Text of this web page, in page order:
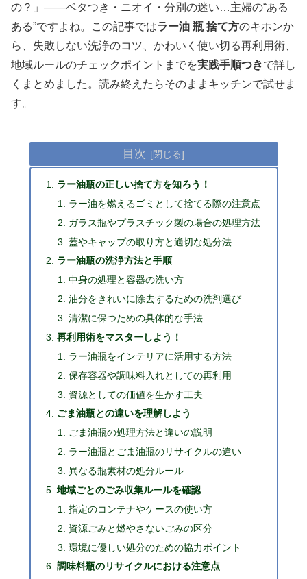
の？」——ベタつき・ニオイ・分別の迷い…主婦の“ある
ある”ですよね。この記事ではラー油 瓶 捨て方のキホンか
ら、失敗しない洗浄のコツ、かわいく使い切る再利用術、
地域ルールのチェックポイントまでを実践手順つきで詳し
くまとめました。読み終えたらそのままキッチンで試せま
す。
目次
ラー油瓶の正しい捨て方を知ろう！
ラー油を燃えるゴミとして捨てる際の注意点
ガラス瓶やプラスチック製の場合の処理方法
蓋やキャップの取り方と適切な処分法
ラー油瓶の洗浄方法と手順
中身の処理と容器の洗い方
油分をきれいに除去するための洗剤選び
清潔に保つための具体的な手法
再利用術をマスターしよう！
ラー油瓶をインテリアに活用する方法
保存容器や調味料入れとしての再利用
資源としての価値を生かす工夫
ごま油瓶との違いを理解しよう
ごま油瓶の処理方法と違いの説明
ラー油瓶とごま油瓶のリサイクルの違い
異なる瓶素材の処分ルール
地域ごとのごみ収集ルールを確認
指定のコンテナやケースの使い方
資源ごみと燃やさないごみの区分
環境に優しい処分のための協力ポイント
調味料瓶のリサイクルにおける注意点